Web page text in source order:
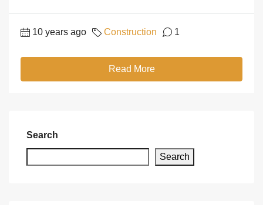
10 years ago Construction 1
Read More
Search
Search